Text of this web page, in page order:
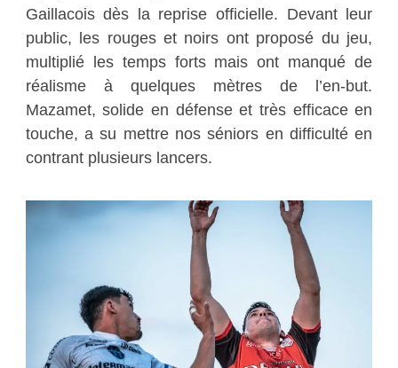
Gaillacois dès la reprise officielle. Devant leur
public, les rouges et noirs ont proposé du jeu,
multiplié les temps forts mais ont manqué de
réalisme à quelques mètres de l’en-but.
Mazamet, solide en défense et très efficace en
touche, a su mettre nos séniors en difficulté en
contrant plusieurs lancers.